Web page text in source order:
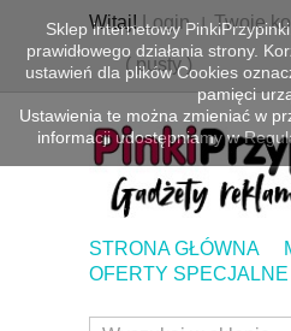
Witaj!Login Twoje
( pusty)
STRONA GŁÓWNA
OFERTY SPECJALNE
Sklep internetowy
prawidłowego działania strony.
ustawień dla plików Cookies
pamięci
Ustawienia te można zmieniać w
informacji udostępniamy w